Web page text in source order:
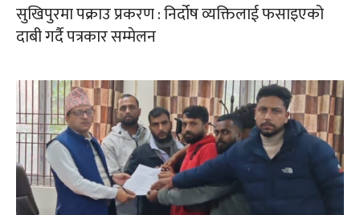
सुखिपुरमा पक्राउ प्रकरण : निर्दोष व्यक्तिलाई फसाइएको
दाबी गर्दै पत्रकार सम्मेलन